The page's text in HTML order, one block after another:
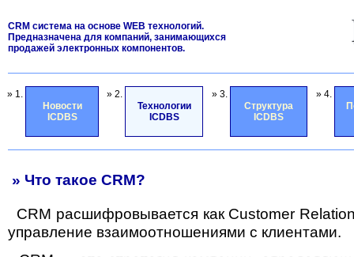
CRM система на основе WEB технологий.
Предназначена для компаний, занимающихся
продажей электронных компонентов.
» 1.
Новости
ICDBS
» 2.
Технологии
ICDBS
» 3.
Структура
ICDBS
» 4.
» Что такое CRM?
СRM расшифровывается как Customer
управление взаимоотношениями с клиентами.